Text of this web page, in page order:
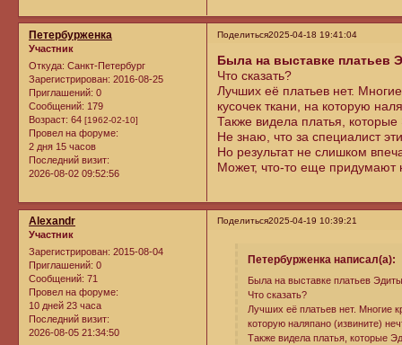
Поделиться2025-04-18 19:41:04
Петербурженка
Участник
Откуда: Санкт-Петербург
Зарегистрирован: 2016-08-25
Приглашений: 0
Сообщений: 179
Возраст: 64 [1962-02-10]
Провел на форуме:
2 дня 15 часов
Последний визит:
2026-08-02 09:52:56
Была на выставке платьев
Что сказать?
Лучших её платьев нет.
кусочек ткани, на которую
Также видела платья,
Не знаю, что за специалист
Но результат не слишком
Может, что-то еще придумают
Поделиться2025-04-19 10:39:21
Alexandr
Участник
Зарегистрирован: 2015-08-04
Приглашений: 0
Сообщений: 71
Провел на форуме:
10 дней 23 часа
Последний визит:
2026-08-05 21:34:50
Петербурженка написал(а):
Была на выставке платьев
Что сказать?
Лучших её платьев нет. Многие
которую наляпано (извините)
Также видела платья, которые